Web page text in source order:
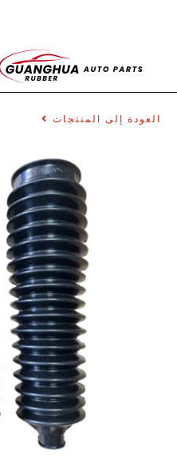
العودة إلى المنتجات